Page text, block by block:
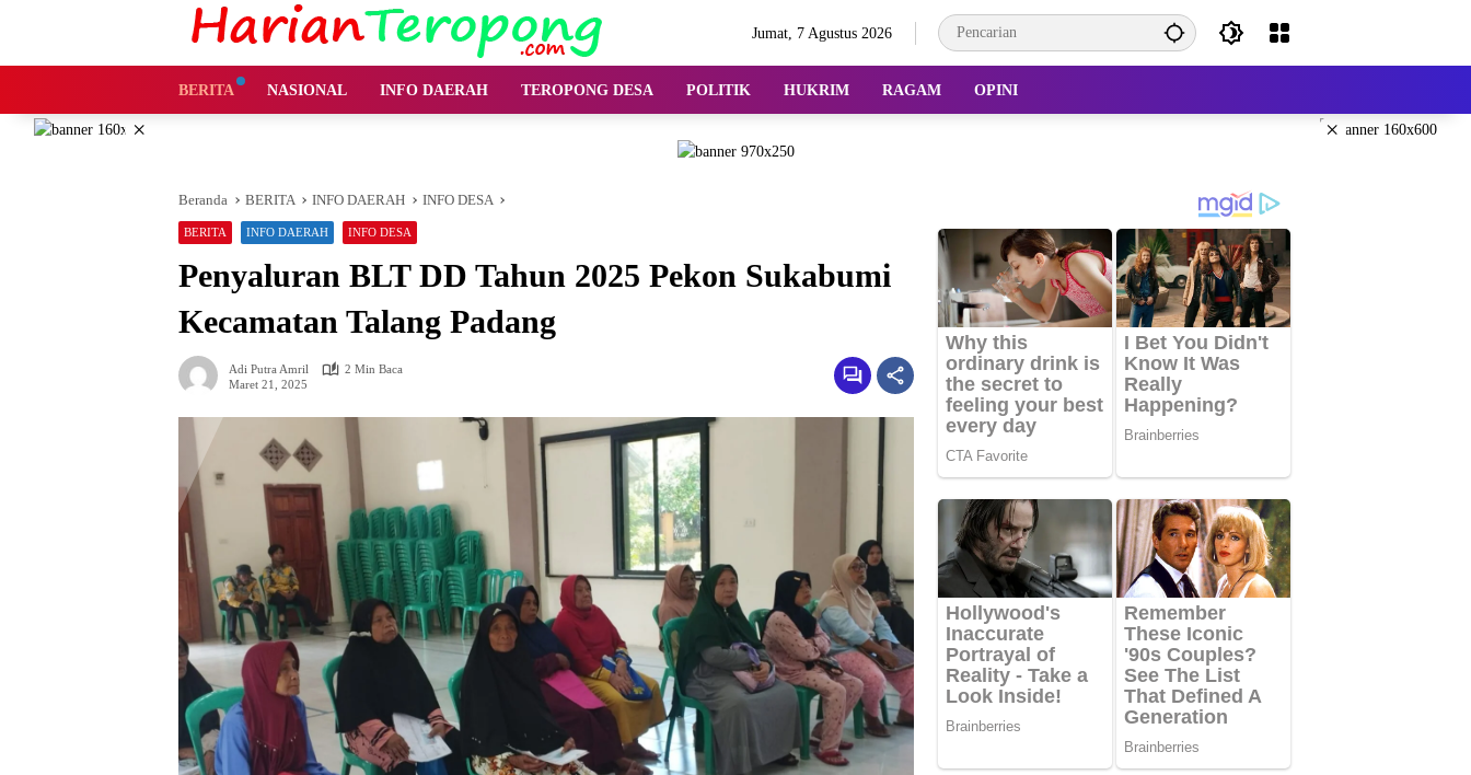
Jumat, 7 Agustus 2026
BERITA NASIONAL INFO DAERAH TEROPONG DESA POLITIK HUKRIM RAGAM OPINI
× ×
Beranda BERITA INFO DAERAH INFO DESA
BERITA INFO DAERAH INFO DESA
Penyaluran BLT DD Tahun 2025 Pekon Sukabumi
Kecamatan Talang Padang
Adi Putra Amril
2 Min Baca
Maret 21, 2025